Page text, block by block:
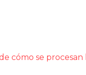
cómo se procesan